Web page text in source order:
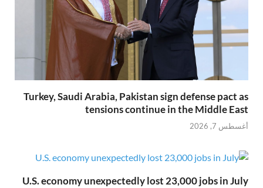
Turkey, Saudi Arabia, Pakistan sign defense pact as
tensions continue in the Middle East
أغسطس 7, 2026
U.S. economy unexpectedly lost 23,000 jobs in July